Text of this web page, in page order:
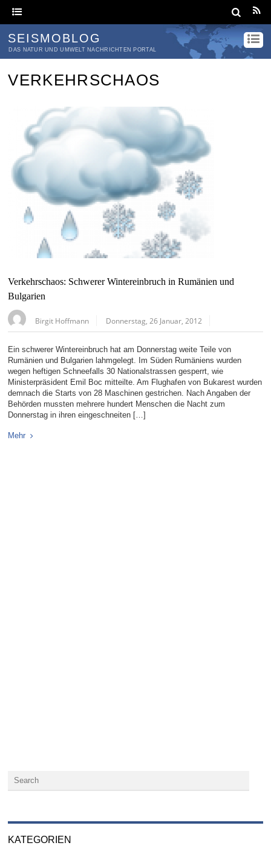
SEISMOBLOG
DAS NATUR UND UMWELT NACHRICHTEN PORTAL
VERKEHRSCHAOS
Verkehrschaos: Schwerer Wintereinbruch in Rumänien und
Bulgarien
Birgit Hoffmann Donnerstag, 26 Januar, 2012
Ein schwerer Wintereinbruch hat am Donnerstag weite Teile von
Rumänien und Bulgarien lahmgelegt. Im Süden Rumäniens wurden
wegen heftigen Schneefalls 30 Nationalstrassen gesperrt, wie
Ministerpräsident Emil Boc mitteilte. Am Flughafen von Bukarest wurden
demnach die Starts von 28 Maschinen gestrichen. Nach Angaben der
Behörden mussten mehrere hundert Menschen die Nacht zum
Donnerstag in ihren eingeschneiten […]
Mehr
KATEGORIEN